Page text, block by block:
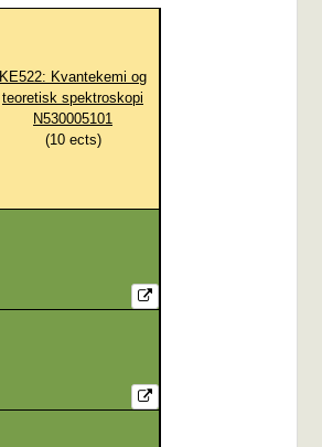
KE522: Kvantekemi og
teoretisk spektroskopi
N530005101
(10ects)